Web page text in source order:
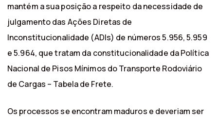
mantém a sua posição a respeito da necessidade de
julgamento das Ações Diretas de
Inconstitucionalidade (ADIs) de números 5.956, 5.959
e 5.964, que tratam da constitucionalidade da Política
Nacional de Pisos Mínimos do Transporte Rodoviário
de Cargas – Tabela de Frete.
Os processos se encontram maduros e deveriam ser